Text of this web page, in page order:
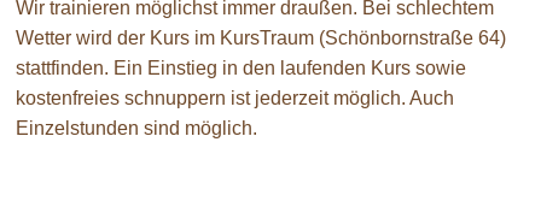
Wir trainieren möglichst immer draußen. Bei schlechtem
Wetter wird der Kurs im KursTraum (Schönbornstraße 64)
stattfinden. Ein Einstieg in den laufenden Kurs sowie
kostenfreies schnuppern ist jederzeit möglich. Auch
Einzelstunden sind möglich.